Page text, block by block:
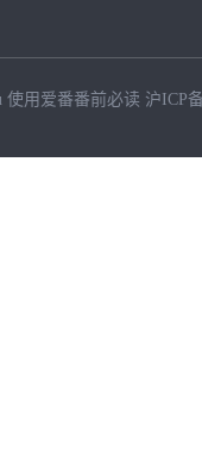
使用爱番番前必读 沪ICP